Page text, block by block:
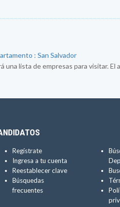
: San Salvador
lista de empresas para visitar.
Regístrate
Ingresa a tu cuenta
Reestablecer clave
Búsquedas
frecuentes